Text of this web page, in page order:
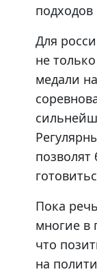
Для
не
медали
позволят
Пока
многие в
что
на